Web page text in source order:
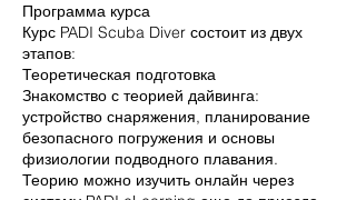
Программа курса
Курс PADI Scuba Diver состоит из двух
этапов:
Теоретическая подготовка
Знакомство с теорией дайвинга:
устройство снаряжения, планирование
безопасного погружения и основы
физиологии подводного плавания.
Теорию можно изучить онлайн через